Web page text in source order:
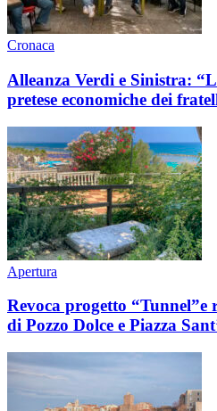
Cronaca
Alleanza Verdi e Sinistra:
pretese economiche dei
Apertura
Revoca progetto
di Pozzo Dolce e Piazza